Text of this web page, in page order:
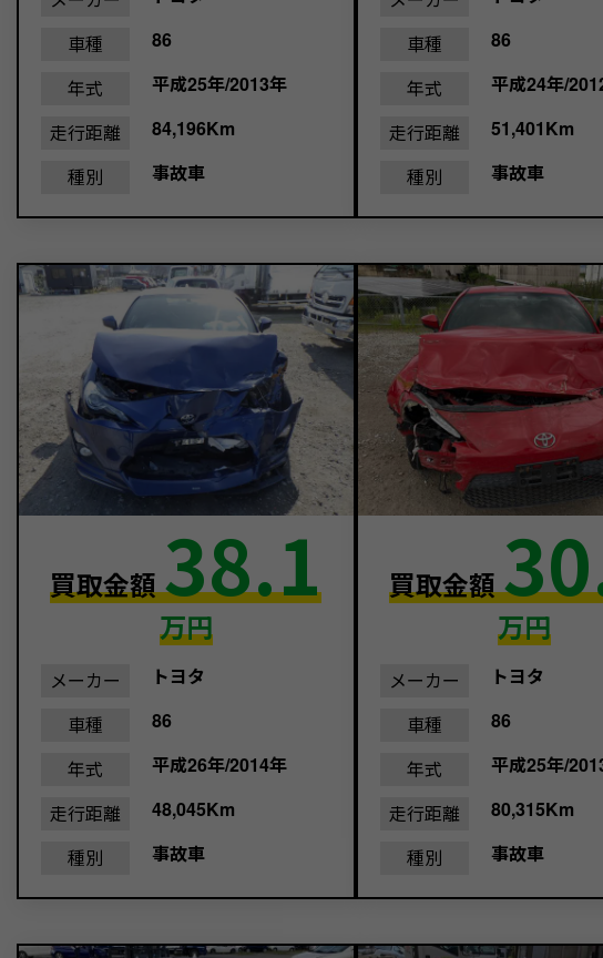
車種
86
年式
平成25年/2013年
走行距離
84,196Km
種別
事故車
車種
86
年式
平成24年/
走行距離
51,401Km
種別
事故車
買取金額38.1
万円
メーカー
トヨタ
車種
86
年式
平成26年/2014年
走行距離
48,045Km
種別
事故車
買取金額
万円
メーカー
トヨタ
車種
86
年式
平成25年/
走行距離
80,315Km
種別
事故車